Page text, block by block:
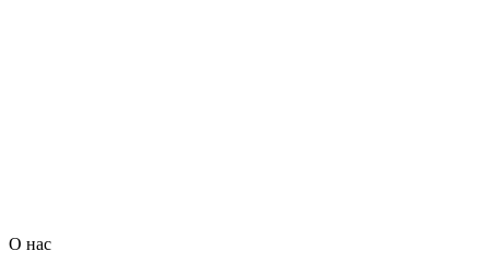
О нас